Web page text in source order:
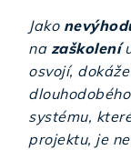
Jako
na zaškolení
osvojí,
systému,
projektu, je